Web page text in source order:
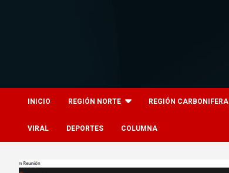
INICIO REGIÓN NORTE REGIÓN CARBONIFERA
VIRAL DEPORTES COLUMNA